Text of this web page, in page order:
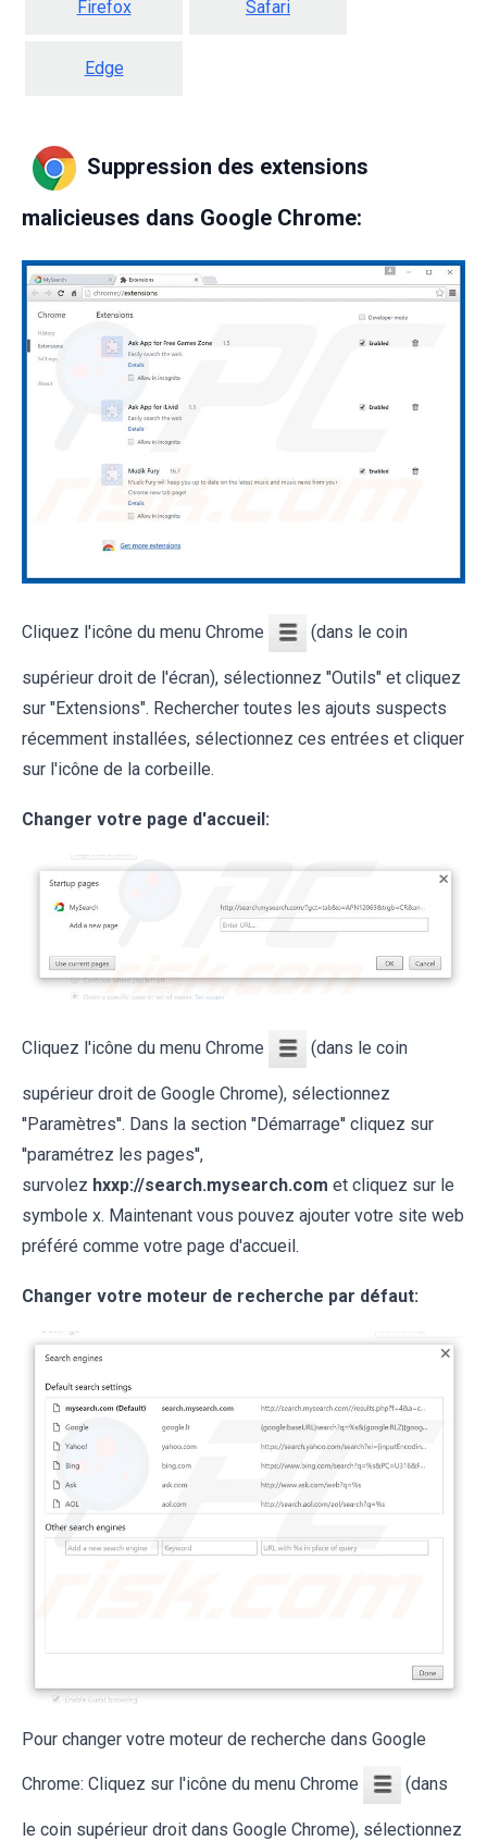
Firefox Safari
Edge
Suppression des extensions
malicieuses dans Google Chrome:
Cliquez l'icône du menu Chrome (dans le coin
supérieur droit de l'écran), sélectionnez "Outils" et cliquez
sur "Extensions". Rechercher toutes les ajouts suspects
récemment installées, sélectionnez ces entrées et cliquer
sur l'icône de la corbeille.
Changer votre page d'accueil:
Cliquez l'icône du menu Chrome (dans le coin
supérieur droit de Google Chrome), sélectionnez
''Paramètres''. Dans la section ''Démarrage'' cliquez sur
''paramétrez les pages'',
survolez hxxp://search.mysearch.com et cliquez sur le
symbole x. Maintenant vous pouvez ajouter votre site web
préféré comme votre page d'accueil.
Changer votre moteur de recherche par défaut:
Pour changer votre moteur de recherche dans Google
Chrome: Cliquez sur l'icône du menu Chrome (dans
le coin supérieur droit dans Google Chrome), sélectionnez